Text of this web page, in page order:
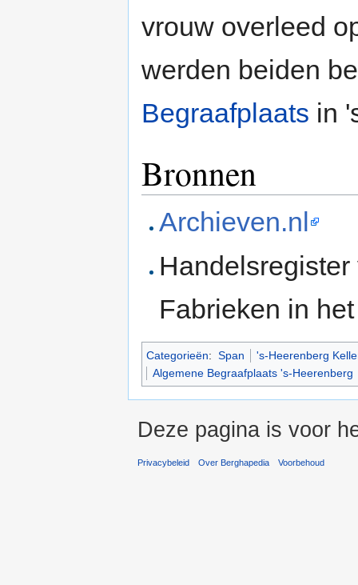
vrouw overleed
werden beiden
Begraafplaats in
Bronnen
Archieven.nl
Fabrieken in
Categorieën: Span
's-Heerenberg
Algemene Begraafplaats 's-Heerenberg
Deze pagina is voor
Privacybeleid Over Berghapedia Voorbehoud